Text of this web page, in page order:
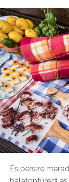
És persze